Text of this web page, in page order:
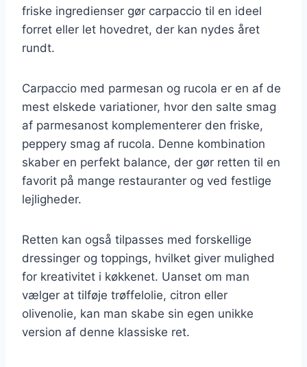
friske ingredienser gør carpaccio til en ideel
forret eller let hovedret, der kan nydes året
rundt.
Carpaccio med parmesan og rucola er en af de
mest elskede variationer, hvor den salte smag
af parmesanost komplementerer den friske,
peppery smag af rucola. Denne kombination
skaber en perfekt balance, der gør retten til en
favorit på mange restauranter og ved festlige
lejligheder.
Retten kan også tilpasses med forskellige
dressinger og toppings, hvilket giver mulighed
for kreativitet i køkkenet. Uanset om man
vælger at tilføje trøffelolie, citron eller
olivenolie, kan man skabe sin egen unikke
version af denne klassiske ret.